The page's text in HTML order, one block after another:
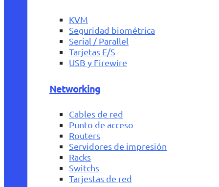
KVM
Seguridad biométrica
Serial / Parallel
Tarjetas E/S
USB y Firewire
Networking
Cables de red
Punto de acceso
Routers
Servidores de impresión
Racks
Switchs
Tarjestas de red